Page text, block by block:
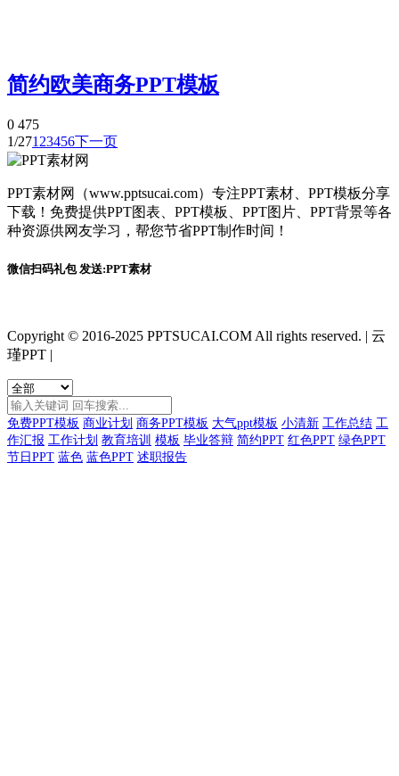
简约欧美商务PPT模板
0 475
1/271 23456下一页
PPT素材网（www.pptsucai.com）专注PPT素材、PPT模板分享
下载！免费提供PPT图表、PPT模板、PPT图片、PPT背景等各
种资源供网友学习，帮您节省PPT制作时间！
微信扫码礼包 发送:PPT素材
Copyright © 2016-2025 PPTSUCAI.COM All rights reserved. | 云
瑾PPT |
免费PPT模板 商业计划 商务PPT模板 大气ppt模板 小清新 工作总结 工
作汇报 工作计划 教育培训 模板 毕业答辩 简约PPT 红色PPT 绿色PPT
节日PPT 蓝色 蓝色PPT 述职报告